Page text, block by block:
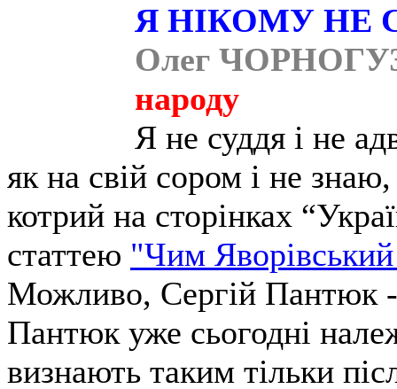
Я НІКОМУ НЕ
Олег
народу
Я не суддя і не
як на свій сором і не
котрий на сторінках
статтею "Чим
Можливо, Сергій Пантюк
Пантюк уже сьогодні
визнають таким тільки